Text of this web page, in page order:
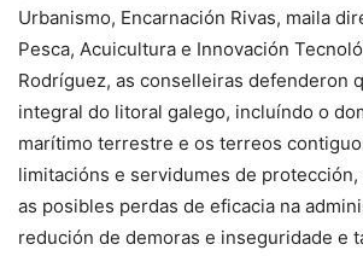
Urbanismo, Encarnación Rivas, maila
Pesca, Acuicultura e Innovación
Rodríguez, as conselleiras defenderon
integral do litoral galego, incluíndo o
marítimo terrestre e os terreos
limitacións e servidumes de
as posibles perdas de eficacia na
redución de demoras e inseguridade e